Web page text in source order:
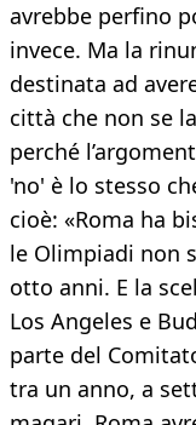
avrebbe perfino
invece. Ma la
destinata ad
città che non se
perché
'no' è lo stesso
cioè: «Roma ha
le Olimpiadi non
otto anni. E la
Los Angeles e
parte del
tra un anno, a